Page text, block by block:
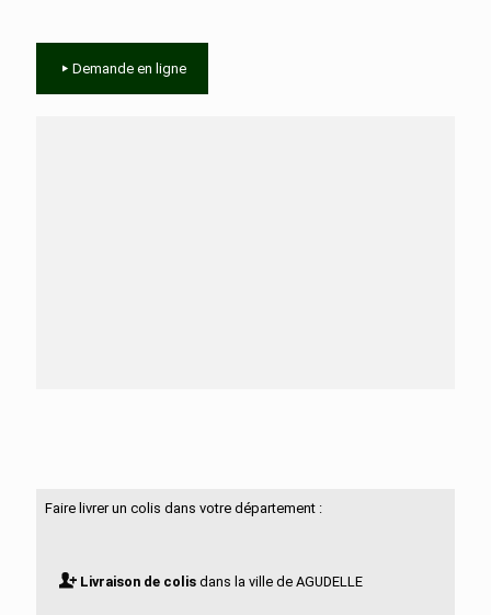
Demande en ligne
Faire livrer un colis dans votre département :
Livraison de colisdans la ville de AGUDELLE